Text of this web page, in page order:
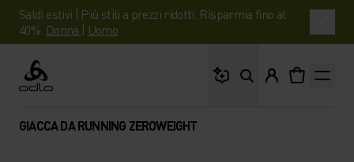
Saldi estivi | Più stili a prezzi ridotti. Risparmia fino al
40%. Donna | Uomo
Odlo
GIACCA DA RUNNING ZEROWEIGHT